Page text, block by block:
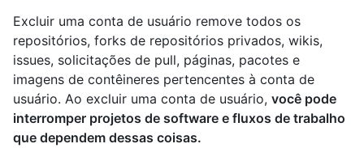
Excluir uma conta de usuário remove todos os
repositórios, forks de repositórios privados, wikis,
issues, solicitações de pull, páginas, pacotes e
imagens de contêineres pertencentes à conta de
usuário. Ao excluir uma conta de usuário, você pode
interromper projetos de software e fluxos de trabalho
que dependem dessas coisas.